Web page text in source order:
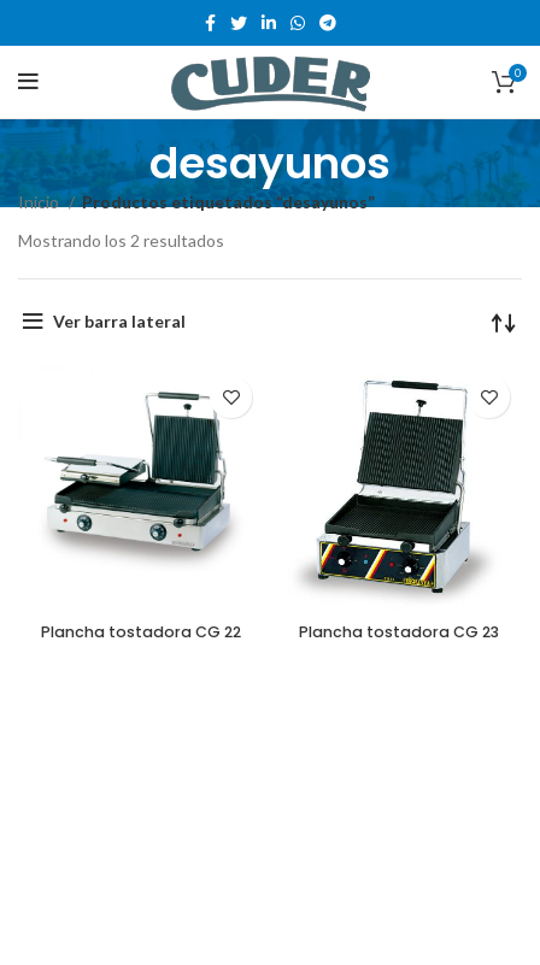
0
desayunos
Inicio
Productos etiquetados “desayunos”
Mostrando los 2 resultados
Ver barra lateral
Plancha tostadora CG 22 Plancha tostadora CG 23